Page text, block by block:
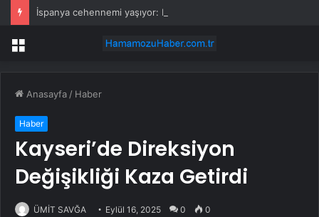
Menü
Anasayfa / Haber
Haber
Kayseri’de Direksiyon
Değişikliği Kaza Getirdi
ÜMİT SAVĞA Eylül 16, 2025 0 0